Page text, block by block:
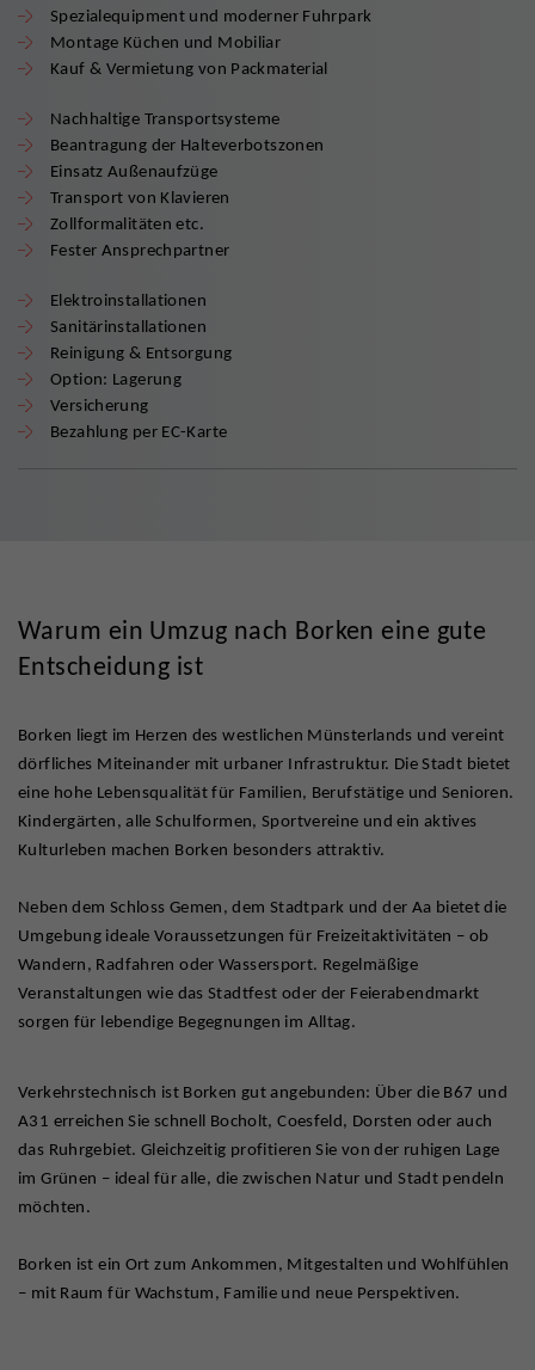
Spezialequipment und moderner Fuhrpark
Montage Küchen und Mobiliar
Kauf & Vermietung von Packmaterial
Nachhaltige Transportsysteme
Beantragung der Halteverbotszonen
Einsatz Außenaufzüge
Transport von Klavieren
Zollformalitäten etc.
Fester Ansprechpartner
Elektroinstallationen
Sanitärinstallationen
Reinigung & Entsorgung
Option: Lagerung
Versicherung
Bezahlung per EC-Karte
Warum ein Umzug nach Borken eine gute
Entscheidung ist
Borken liegt im Herzen des westlichen Münsterlands und vereint
dörfliches Miteinander mit urbaner Infrastruktur. Die Stadt bietet
eine hohe Lebensqualität für Familien, Berufstätige und Senioren.
Kindergärten, alle Schulformen, Sportvereine und ein aktives
Kulturleben machen Borken besonders attraktiv.
Neben dem Schloss Gemen, dem Stadtpark und der Aa bietet die
Umgebung ideale Voraussetzungen für Freizeitaktivitäten – ob
Wandern, Radfahren oder Wassersport. Regelmäßige
Veranstaltungen wie das Stadtfest oder der Feierabendmarkt
sorgen für lebendige Begegnungen im Alltag.
Verkehrstechnisch ist Borken gut angebunden: Über die B67 und
A31 erreichen Sie schnell Bocholt, Coesfeld, Dorsten oder auch
das Ruhrgebiet. Gleichzeitig profitieren Sie von der ruhigen Lage
im Grünen – ideal für alle, die zwischen Natur und Stadt pendeln
möchten.
Borken ist ein Ort zum Ankommen, Mitgestalten und Wohlfühlen
– mit Raum für Wachstum, Familie und neue Perspektiven.